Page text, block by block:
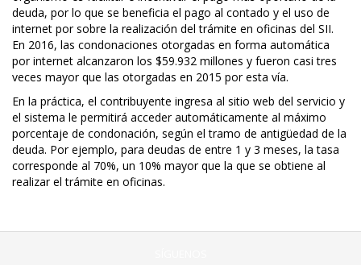
deuda, por lo que se beneficia el pago al contado y el uso de
internet por sobre la realización del trámite en oficinas del SII.
En 2016, las condonaciones otorgadas en forma automática
por internet alcanzaron los $59.932 millones y fueron casi tres
veces mayor que las otorgadas en 2015 por esta vía.
En la práctica, el contribuyente ingresa al sitio web del servicio y
el sistema le permitirá acceder automáticamente al máximo
porcentaje de condonación, según el tramo de antigüedad de la
deuda. Por ejemplo, para deudas de entre 1 y 3 meses, la tasa
corresponde al 70%, un 10% mayor que la que se obtiene al
realizar el trámite en oficinas.